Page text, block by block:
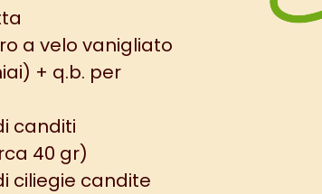
a velo vanigliato
+ q.b. per
canditi
40 gr)
ciliegie candite